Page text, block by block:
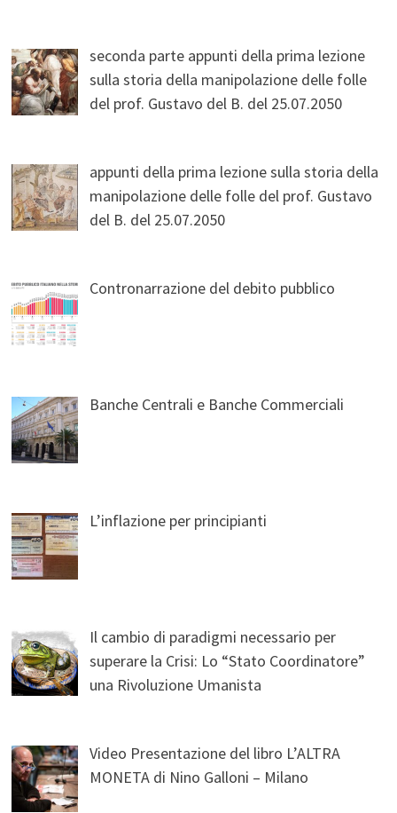
seconda parte appunti della prima lezione
sulla storia della manipolazione delle folle
del prof. Gustavo del B. del 25.07.2050
appunti della prima lezione sulla storia della
manipolazione delle folle del prof. Gustavo
del B. del 25.07.2050
Contronarrazione del debito pubblico
Banche Centrali e Banche Commerciali
L’inflazione per principianti
Il cambio di paradigmi necessario per
superare la Crisi: Lo “Stato Coordinatore”
una Rivoluzione Umanista
Video Presentazione del libro L’ALTRA
MONETA di Nino Galloni – Milano